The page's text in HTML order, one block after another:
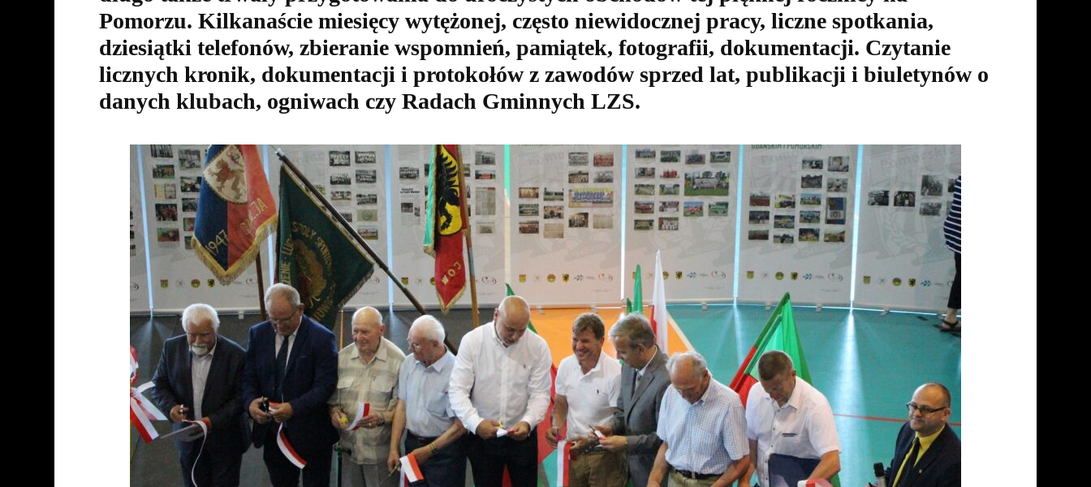
Pomorzu. Kilkanaście miesięcy wytężonej, często niewidocznej pracy, liczne spotkania,
dziesiątki telefonów, zbieranie wspomnień, pamiątek, fotografii, dokumentacji. Czytanie
licznych kronik, dokumentacji i protokołów z zawodów sprzed lat, publikacji i biuletynów o
danych klubach, ogniwach czy Radach Gminnych LZS.